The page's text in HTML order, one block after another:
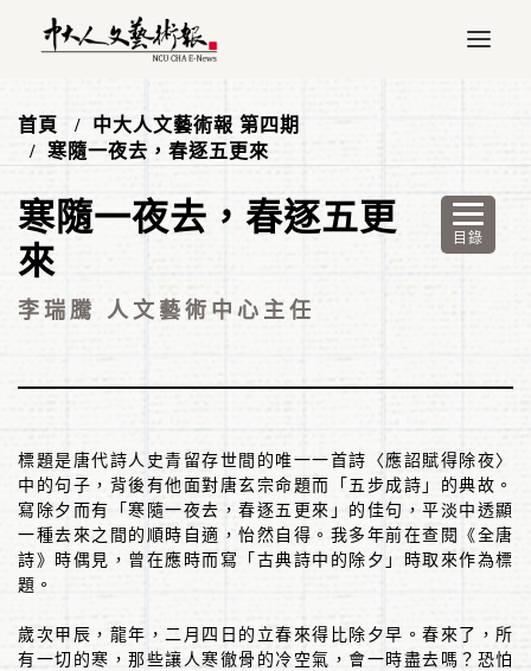
首頁
中大人文藝術報 第四期
寒隨一夜去，春逐五更來
寒隨一夜去，春逐五更
來
李瑞騰 人文藝術中心主任
標題是唐代詩人史青留存世間的唯一一首詩〈應詔賦得除夜〉
中的句子，背後有他面對唐玄宗命題而「五步成詩」的典故。
寫除夕而有「寒隨一夜去，春逐五更來」的佳句，平淡中透顯
一種去來之間的順時自適，怡然自得。我多年前在查閱《全唐
詩》時偶見，曾在應時而寫「古典詩中的除夕」時取來作為標
題。
歲次甲辰，龍年，二月四日的立春來得比除夕早。春來了，所
有一切的寒，那些讓人寒徹骨的冷空氣，會一時盡去嗎？恐怕